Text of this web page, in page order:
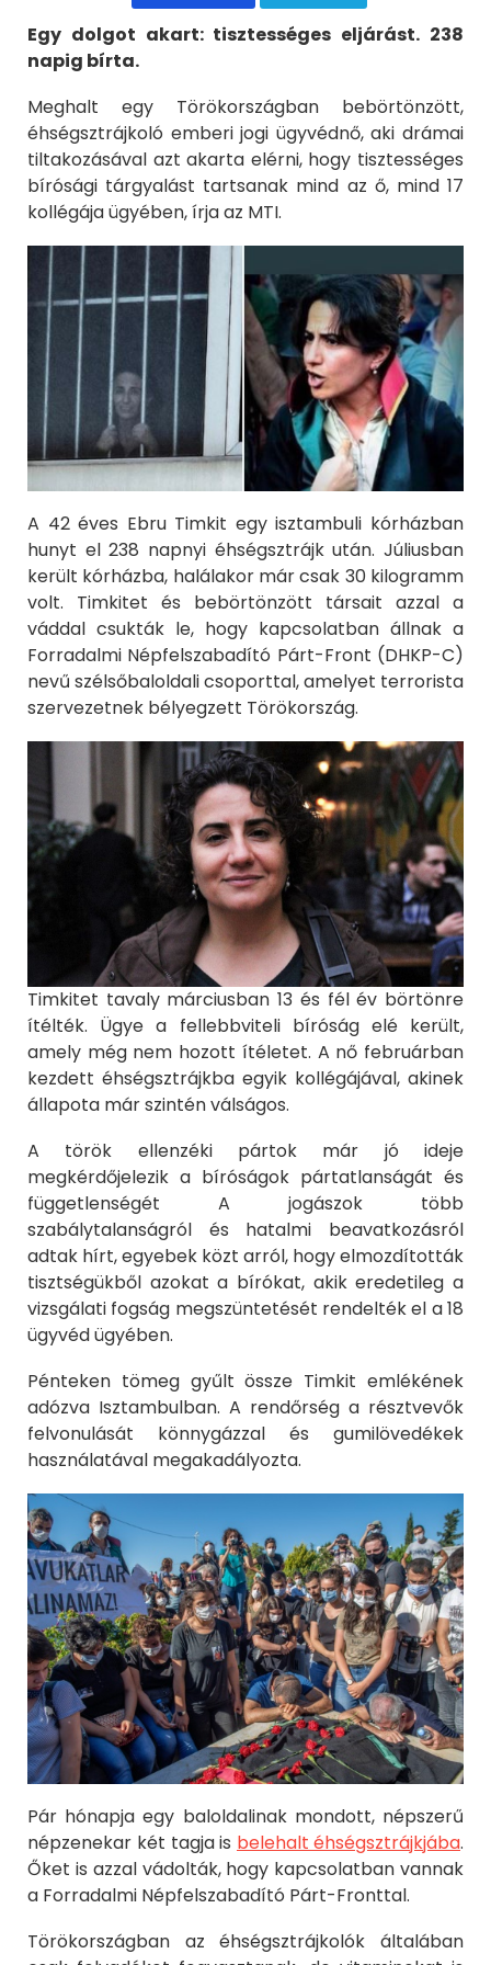
Egy dolgot akart: tisztességes eljárást. 238
napig bírta.
Meghalt egy Törökországban bebörtönzött,
éhségsztrájkoló emberi jogi ügyvédnő, aki drámai
tiltakozásával azt akarta elérni, hogy tisztességes
bírósági tárgyalást tartsanak mind az ő, mind 17
kollégája ügyében, írja az MTI.
A 42 éves Ebru Timkit egy isztambuli kórházban
hunyt el 238 napnyi éhségsztrájk után. Júliusban
került kórházba, halálakor már csak 30 kilogramm
volt. Timkitet és bebörtönzött társait azzal a
váddal csukták le, hogy kapcsolatban állnak a
Forradalmi Népfelszabadító Párt-Front (DHKP-C)
nevű szélsőbaloldali csoporttal, amelyet terrorista
szervezetnek bélyegzett Törökország.
Timkitet tavaly márciusban 13 és fél év börtönre
ítélték. Ügye a fellebbviteli bíróság elé került,
amely még nem hozott ítéletet. A nő februárban
kezdett éhségsztrájkba egyik kollégájával, akinek
állapota már szintén válságos.
A török ellenzéki pártok már jó ideje
megkérdőjelezik a bíróságok pártatlanságát és
függetlenségét A jogászok több
szabálytalanságról és hatalmi beavatkozásról
adtak hírt, egyebek közt arról, hogy elmozdították
tisztségükből azokat a bírókat, akik eredetileg a
vizsgálati fogság megszüntetését rendelték el a 18
ügyvéd ügyében.
Pénteken tömeg gyűlt össze Timkit emlékének
adózva Isztambulban. A rendőrség a résztvevők
felvonulását könnygázzal és gumilövedékek
használatával megakadályozta.
Pár hónapja egy baloldalinak mondott, népszerű
népzenekar két tagja is belehalt éhségsztrájkjába.
Őket is azzal vádolták, hogy kapcsolatban vannak
a Forradalmi Népfelszabadító Párt-Fronttal.
Törökországban az éhségsztrájkolók általában